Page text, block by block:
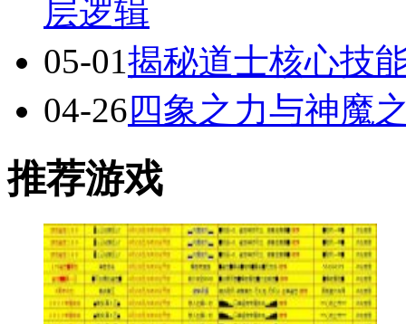
层逻辑
05-01揭秘道士核心技
04-26四象之力与神魔
推荐游戏